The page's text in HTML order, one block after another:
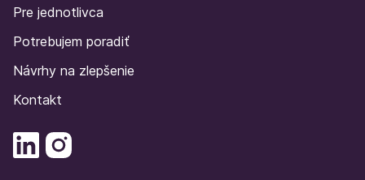
Pre jednotlivca
Potrebujem poradiť
Návrhy na zlepšenie
Kontakt